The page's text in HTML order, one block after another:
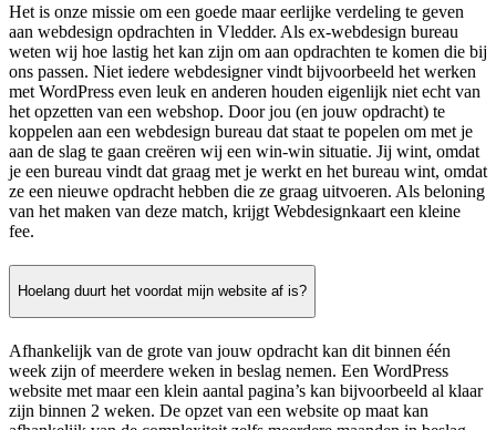
Het is onze missie om een goede maar eerlijke verdeling te geven
aan webdesign opdrachten in Vledder. Als ex-webdesign bureau
weten wij hoe lastig het kan zijn om aan opdrachten te komen die bij
ons passen. Niet iedere webdesigner vindt bijvoorbeeld het werken
met WordPress even leuk en anderen houden eigenlijk niet echt van
het opzetten van een webshop. Door jou (en jouw opdracht) te
koppelen aan een webdesign bureau dat staat te popelen om met je
aan de slag te gaan creëren wij een win-win situatie. Jij wint, omdat
je een bureau vindt dat graag met je werkt en het bureau wint, omdat
ze een nieuwe opdracht hebben die ze graag uitvoeren. Als beloning
van het maken van deze match, krijgt Webdesignkaart een kleine
fee.
Hoelang duurt het voordat mijn website af is?
Afhankelijk van de grote van jouw opdracht kan dit binnen één
week zijn of meerdere weken in beslag nemen. Een WordPress
website met maar een klein aantal pagina’s kan bijvoorbeeld al klaar
zijn binnen 2 weken. De opzet van een website op maat kan